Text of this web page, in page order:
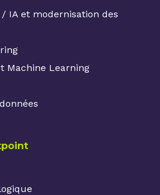
IA et modernisation des
Machine Learning